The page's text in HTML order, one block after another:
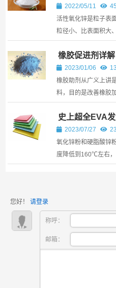
迎来发展的春天。
2022/05/11
活性氧化锌是粒子表
粒径小、比表面积大
散射紫外线能力。
橡胶促进剂详解
2023/01/06
橡胶助剂从广义上讲
料，目的是改善橡胶
或塑料，这个定义涵
它大量加入到橡胶中
量使用的材料，一般
包括有机助剂如硫化
史上超全EVA
2023/07/27
23
氧化锌粉和硬脂酸锌
度降低到160℃左右
您好！ 请登录
称呼：
邮箱：